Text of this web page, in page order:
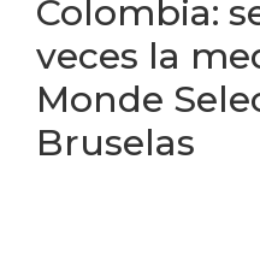
Colombia:
veces la
Monde
Bruselas